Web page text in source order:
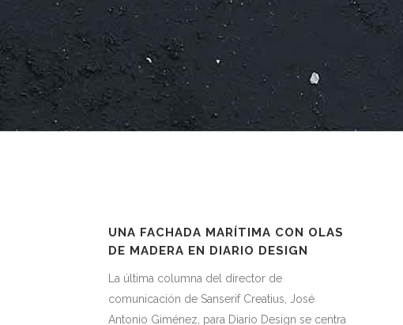
UNA FACHADA MARÍTIMA CON OLAS
DE MADERA EN DIARIO DESIGN
La última columna del director de
comunicación de Sanserif Creatius, José
Antonio Giménez, para Diario Design se centra